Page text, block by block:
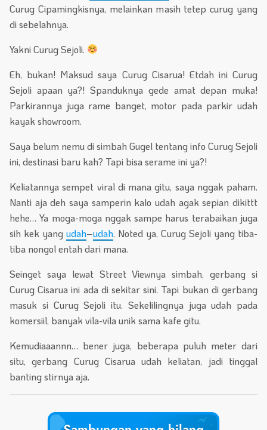
Curug Cipamingkisnya, melainkan masih tetep curug yang
di sebelahnya.
Yakni Curug Sejoli.
Eh, bukan! Maksud saya Curug Cisarua! Etdah ini Curug
Sejoli apaan ya?! Spanduknya gede amat depan muka!
Parkirannya juga rame banget, motor pada parkir udah
kayak showroom.
Saya belum nemu di simbah Gugel tentang info Curug Sejoli
ini, destinasi baru kah? Tapi bisa serame ini ya?!
Keliatannya sempet viral di mana gitu, saya nggak paham.
Nanti aja deh saya samperin kalo udah agak sepian dikittt
hehe… Ya moga-moga nggak sampe harus terabaikan juga
sih kek yang udah–udah. Noted ya, Curug Sejoli yang tiba-
tiba nongol entah dari mana.
Seinget saya lewat Street Viewnya simbah, gerbang si
Curug Cisarua ini ada di sekitar sini. Tapi bukan di gerbang
masuk si Curug Sejoli itu. Sekelilingnya juga udah pada
komersiil, banyak vila-vila unik sama kafe gitu.
Kemudiaaannn… bener juga, beberapa puluh meter dari
situ, gerbang Curug Cisarua udah keliatan, jadi tinggal
banting stirnya aja.